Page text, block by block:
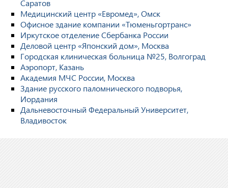
Саратов
Медицинский центр «Евромед», Омск
Офисное здание компании «Тюменьгортранс»
Иркутское отделение Сбербанка России
Деловой центр «Японский дом», Москва
Городская клиническая больница №25, Волгоград
Аэропорт, Казань
Академия МЧС России, Москва
Здание русского паломнического подворья,
Иордания
Дальневосточный Федеральный Университет,
Владивосток